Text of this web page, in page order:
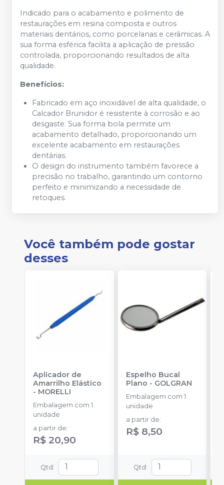
Indicado para o acabamento e polimento de
restaurações em resina composta e outros
materiais dentários, como porcelanas e cerâmicas. A
sua forma esférica facilita a aplicação de pressão
controlada, proporcionando resultados de alta
qualidade.
Benefícios:
Fabricado em aço inoxidável de alta qualidade, o
Calcador Brunidor é resistente à corrosão e ao
desgaste. Sua forma bola permite um
acabamento detalhado, proporcionando um
excelente acabamento em restaurações
dentárias.
O design do instrumento também favorece a
precisão no trabalho, garantindo um contorno
perfeito e minimizando a necessidade de
retoques.
Você também pode gostar
desses
Aplicador de
Amarrilho Elástico
- MORELLI
Embalagem com 1
unidade
a partir de:
R$ 20,90
Qtd :
Espelho Bucal
Plano - GOLGRAN
Embalagem com 1
unidade
a partir de:
R$ 8,50
Qtd :